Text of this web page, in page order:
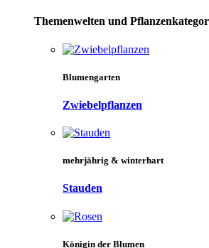
Themenwelten und
Blumengarten
Zwiebelpflanzen
mehrjährig & winterhart
Stauden
Königin der Blumen